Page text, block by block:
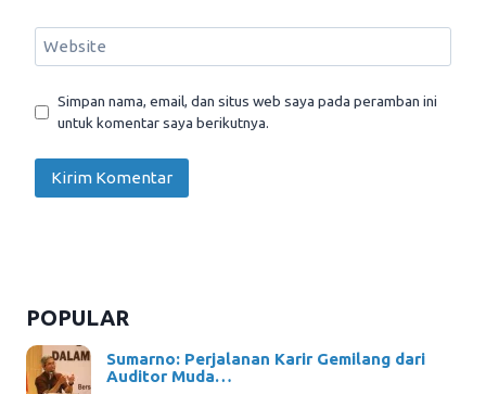
Website
Simpan nama, email, dan situs web saya pada peramban ini
untuk komentar saya berikutnya.
POPULAR
Sumarno: Perjalanan Karir Gemilang dari
Auditor Muda…